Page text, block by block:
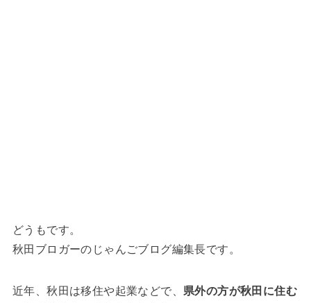
どうもです。
秋田ブロガーのじゃんごブログ編集長です。
近年、秋田は移住や起業などで、 県外の方が秋田に住む